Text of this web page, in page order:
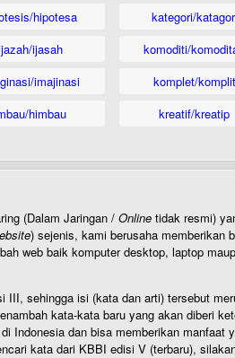
hipotesa
ijasah
imajinasi
himbau
kategori/
komoditi/
komplet/komplit
kreatif/kreatip
(Dalam Jaringan / Online tidak resmi)
) sejenis, kami berusaha memberikan
web baik komputer desktop, laptop
sehingga isi (kata dan arti) tersebut
kata-kata baru yang akan diberi
Indonesia dan bisa memberikan
kata dari KBBI edisi V (terbaru),